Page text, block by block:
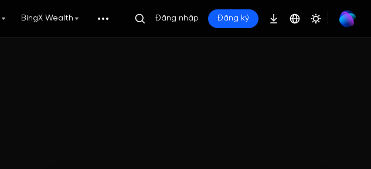
BingX Wealth Đăng nhập Đăng ký